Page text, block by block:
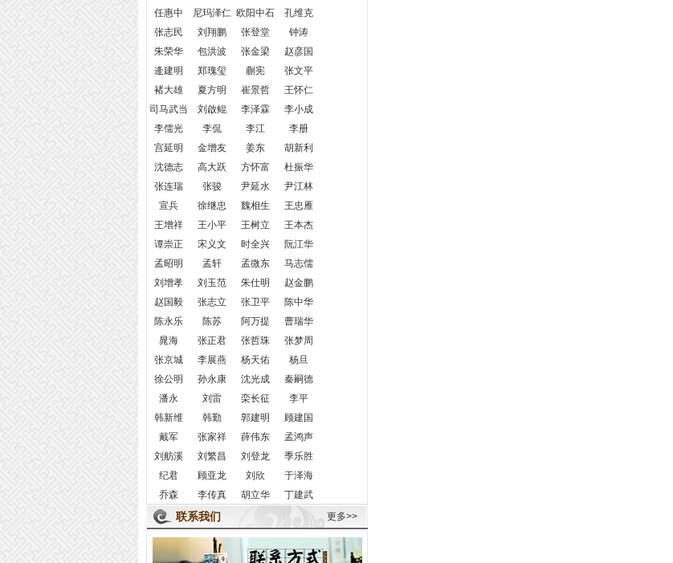
任惠中
尼玛泽仁 欧阳中石
孔维克
张志民
刘翔鹏 张登堂
钟涛
朱荣华
包洪波 张金梁
赵彦国
逄建明
郑瑰玺 蒯宪
张文平
褚大雄
夏方明 崔景哲
王怀仁
司马武当
刘啟鲲 李泽霖
李小成
李儒光
李侃 李江
李册
宫延明
金增友 姜东
胡新利
沈德志
高大跃 方怀富
杜振华
张连瑞
张骏 尹延水
尹江林
宣兵
徐继忠 魏相生
王忠雁
王增祥
王小平 王树立
王本杰
谭崇正
宋义文 时全兴
阮江华
孟昭明
孟轩 孟微东
马志儒
刘增孝
刘玉范 朱仕明
赵金鹏
赵国毅
张志立 张卫平
陈中华
陈永乐
陈苏 阿万提
曹瑞华
晁海
张正君 张哲珠
张梦周
张京城
李展燕 杨天佑
杨旦
徐公明
孙永康 沈光成
秦嗣德
潘永
刘雷 栾长征
李平
韩新维
韩勤 郭建明
顾建国
戴军
张家祥 薛伟东
孟鸿声
刘舫溪
刘繁昌 刘登龙
季乐胜
纪君
顾亚龙 刘欣
于泽海
乔森
李传真 胡立华 丁建武
联系我们 更多>>